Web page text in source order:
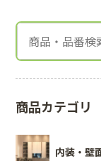
商品カテゴリ
内装・壁